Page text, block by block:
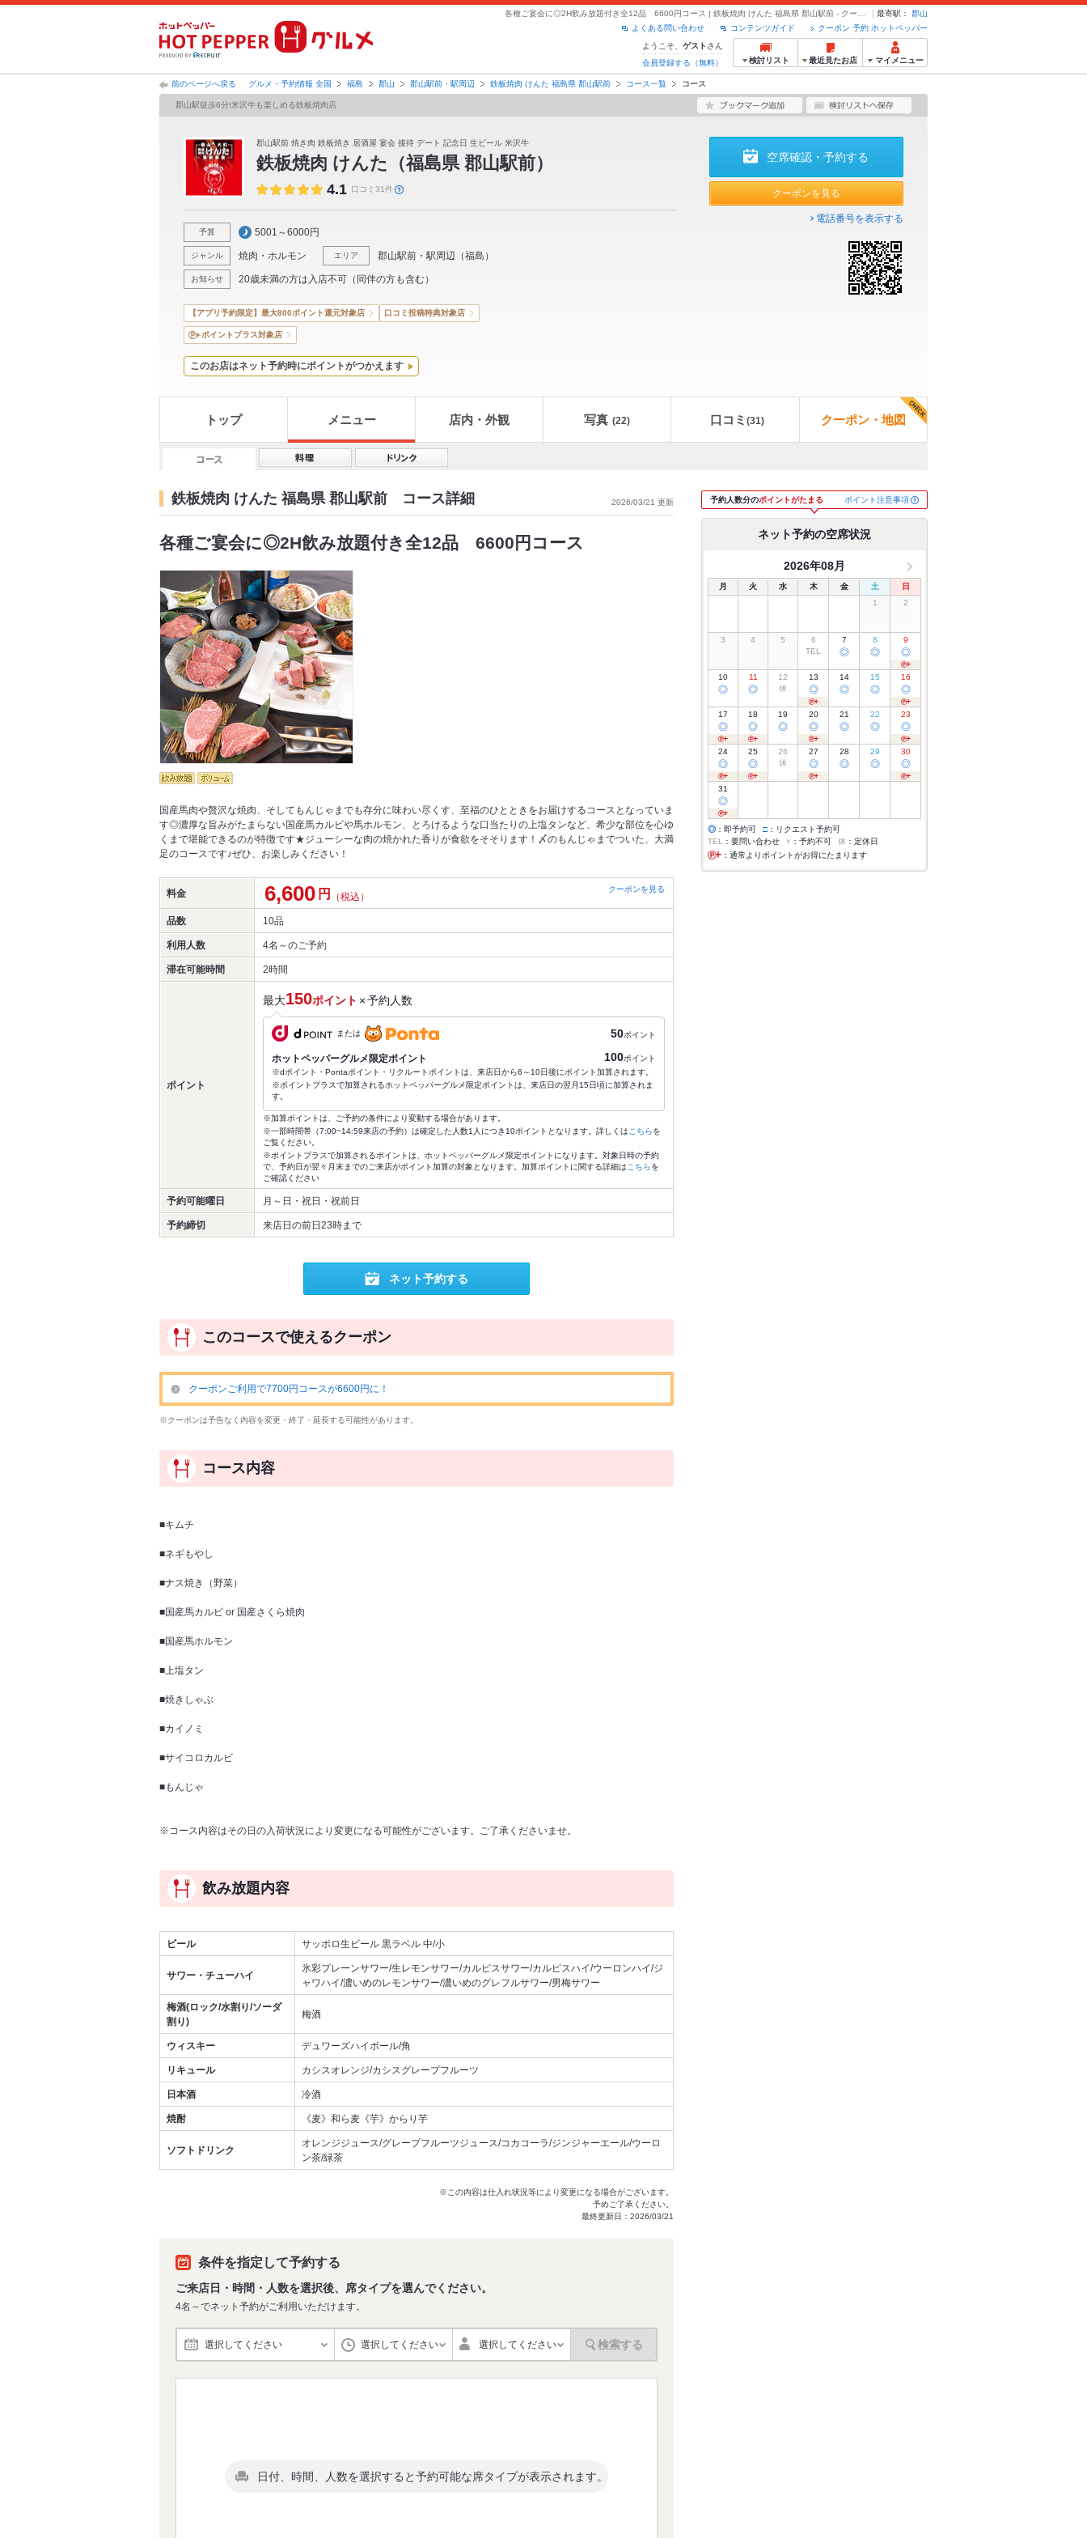
最寄駅：
郡山
クーポン 予約 ホットペッパー
コンテンツガイド
よくある問い合わせ
ようこそ、 ゲスト さん
会員登録する（無料）
検討リスト 最近見たお店 マイメニュー
前のページへ戻る グルメ・予約情報 全国 福島 郡山 郡山駅前・駅周辺 鉄板焼肉 けんた 福島県 郡山駅前 コース一覧 コース
郡山駅徒歩6分!米沢牛も楽しめる鉄板焼肉店
郡山駅前 焼き肉 鉄板焼き 居酒屋 宴会 接待 デート 記念日 生ビール 米沢牛
鉄板焼肉 けんた（福島県 郡山駅前）
4.1 口コミ31件
予算 5001～6000円
ジャンル 焼肉・ホルモン エリア 郡山駅前・駅周辺 （福島 ）
お知らせ 20歳未満の方は入店不可（同伴の方も含む）
空席確認・予約する
クーポンを見る
電話番号を表示する
【アプリ予約限定】最大800ポイント還元対象店 口コミ投稿特典対象店
ポイントプラス対象店
このお店はネット予約時にポイントがつかえます
トップ メニュー 店内・外観 写真 (22) 口コミ (31) クーポン・地図
鉄板焼肉 けんた 福島県 郡山駅前 コース詳細 2026/03/21 更新
各種ご宴会に◎2H飲み放題付き全12品 6600円コース
国産馬肉や贅沢な焼肉、そしてもんじゃまでも存分に味わい尽くす、至福のひとときをお届けするコースとなっていま
す◎濃厚な旨みがたまらない国産馬カルビや馬ホルモン、とろけるような口当たりの上塩タンなど、希少な部位を心ゆ
くまで堪能できるのが特徴です★ジューシーな肉の焼かれた香りが食欲をそそります！〆のもんじゃまでついた、大満
足のコースです♪ぜひ、お楽しみください！
料金 6,600 円 （税込）
クーポンを見る
品数 10品
利用人数 4名～のご予約
滞在可能時間 2時間
ポイント
最大150ポイント ×予約人数
または 50ポイント
ホットペッパーグルメ限定ポイント 100ポイント
※dポイント・Pontaポイント・リクルートポイントは、来店日から6～10日後にポイント加算されます。
※ポイントプラスで加算されるホットペッパーグルメ限定ポイントは、来店日の翌月15日頃に加算されま
す。
※加算ポイントは、ご予約の条件により変動する場合があります。
※一部時間帯（7:00~14:59来店の予約）は確定した人数1人につき10ポイントとなります。詳しくは こちらを
ご覧ください。
※ポイントプラスで加算されるポイントは、ホットペッパーグルメ限定ポイントになります。対象日時の予約
で、予約日が翌々月末までのご来店がポイント加算の対象となります。加算ポイントに関する詳細は こちらを
ご確認ください
予約可能曜日 月～日・祝日・祝前日
予約締切 来店日の前日23時まで
ネット予約する
このコースで使えるクーポン
クーポンご利用で7700円コースが6600円に！
※クーポンは予告なく内容を変更・終了・延長する可能性があります。
コース内容
■キムチ
■ネギもやし
■ナス焼き（野菜）
■国産馬カルビ or 国産さくら焼肉
■国産馬ホルモン
■上塩タン
■焼きしゃぶ
■カイノミ
■サイコロカルビ
■もんじゃ
※コース内容はその日の入荷状況により変更になる可能性がございます。ご了承くださいませ。
飲み放題内容
ビール サッポロ生ビール 黒ラベル 中/小
サワー・チューハイ
氷彩プレーンサワー/生レモンサワー/カルピスサワー/カルピスハイ/ウーロンハイ/ジ
ャワハイ/濃いめのレモンサワー/濃いめのグレフルサワー/男梅サワー
梅酒(ロック/水割り/ソーダ
割り)
梅酒
ウィスキー デュワーズハイボール/角
リキュール カシスオレンジ/カシスグレープフルーツ
日本酒 冷酒
焼酎 《麦》和ら麦《芋》からり芋
ソフトドリンク
オレンジジュース/グレープフルーツジュース/コカコーラ/ジンジャーエール/ウーロ
ン茶/緑茶
※この内容は仕入れ状況等により変更になる場合がございます。
予めご了承ください。
最終更新日：2026/03/21
条件を指定して予約する
ご来店日・時間・人数を選択後、席タイプを選んでください。
4名～でネット予約がご利用いただけます。
選択してください 選択してください 選択してください 検索する
日付、時間、人数を選択すると予約可能な席タイプが表示されます。
予約人数分のポイントがたまる ポイント注意事項
ネット予約の空席状況
2026年08月
月 火 水 木 金 土
日
1
2
3 4 5
6
TEL
7
◎
8
◎
9
◎
10
◎
11
◎
12
休
13
◎
14
◎
15
◎
16
◎
17
◎
18
◎
19
◎
20
◎
21
◎
22
◎
23
◎
24
◎
25
◎
26
休
27
◎
28
◎
29
◎
30
◎
31
◎
◎ ：即予約可 □ ：リクエスト予約可
TEL
：要問い合わせ × ：予約不可 休 ：定休日
：通常よりポイントがお得にたまります